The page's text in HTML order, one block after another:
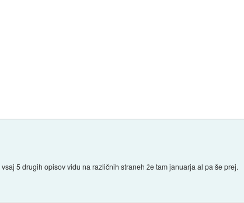
5 drugih opisov vidu na različnih straneh že tam januarja al pa še prej.